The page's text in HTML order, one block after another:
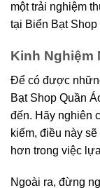
một trải nghiệm
tại Biển Bạt Shop
Kinh Nghiệm
Để có được
Bạt Shop Quần
đến. Hãy nghiên
kiếm, điều này
hơn trong việc
Ngoài ra, đừng